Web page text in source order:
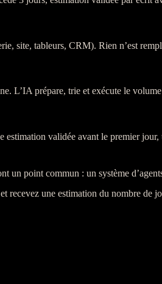
site, tableurs, CRM). Rien n’est
L’IAprépare, trie et exécute le
estimation validée avant le premier
un point commun : un système
recevez une estimation du nombre de